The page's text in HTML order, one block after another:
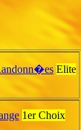
Elite
1er Choix